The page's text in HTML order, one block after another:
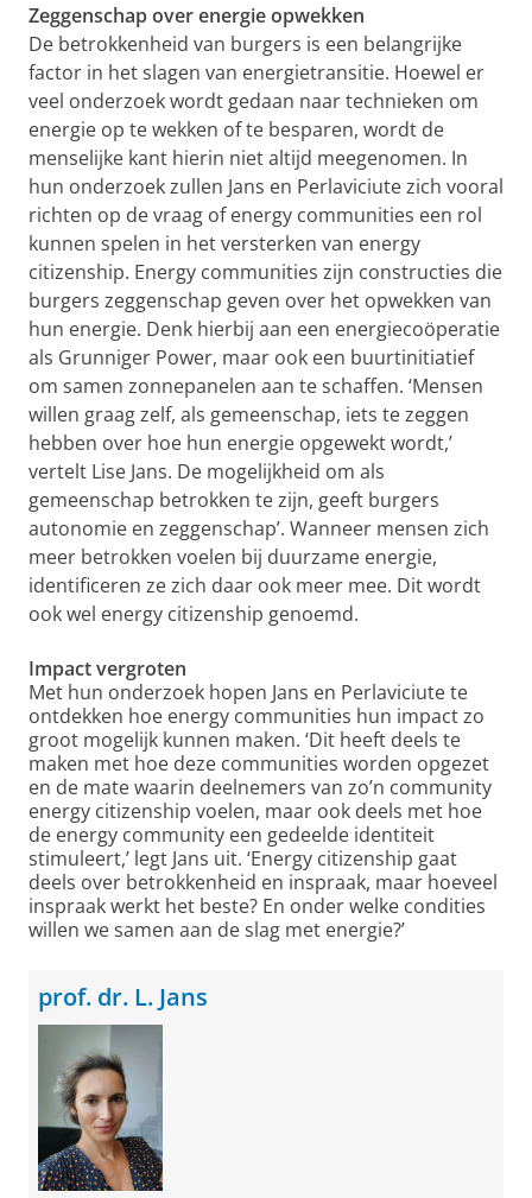
Zeggenschap over energie opwekken
De betrokkenheid van burgers is een belangrijke
factor in het slagen van energietransitie. Hoewel er
veel onderzoek wordt gedaan naar technieken om
energie op te wekken of te besparen, wordt de
menselijke kant hierin niet altijd meegenomen. In
hun onderzoek zullen Jans en Perlaviciute zich vooral
richten op de vraag of energy communities een rol
kunnen spelen in het versterken van energy
citizenship. Energy communities zijn constructies die
burgers zeggenschap geven over het opwekken van
hun energie. Denk hierbij aan een energiecoöperatie
als Grunniger Power, maar ook een buurtinitiatief
om samen zonnepanelen aan te schaffen. ‘Mensen
willen graag zelf, als gemeenschap, iets te zeggen
hebben over hoe hun energie opgewekt wordt,’
vertelt Lise Jans. De mogelijkheid om als
gemeenschap betrokken te zijn, geeft burgers
autonomie en zeggenschap’. Wanneer mensen zich
meer betrokken voelen bij duurzame energie,
identificeren ze zich daar ook meer mee. Dit wordt
ook wel energy citizenship genoemd.
Impact vergroten
Met hun onderzoek hopen Jans en Perlaviciute te
ontdekken hoe energy communities hun impact zo
groot mogelijk kunnen maken. ‘Dit heeft deels te
maken met hoe deze communities worden opgezet
en de mate waarin deelnemers van zo’n community
energy citizenship voelen, maar ook deels met hoe
de energy community een gedeelde identiteit
stimuleert,’ legt Jans uit. ‘Energy citizenship gaat
deels over betrokkenheid en inspraak, maar hoeveel
inspraak werkt het beste? En onder welke condities
willen we samen aan de slag met energie?’
prof. dr. L. Jans